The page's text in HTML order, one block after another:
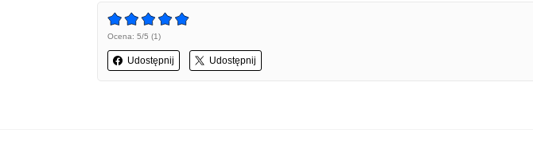
Ocena: 5/5 (1)
Udostępnij Udostępnij